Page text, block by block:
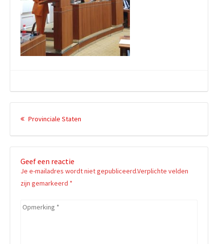
Berichtnavigatie
Provinciale Staten
Geef een reactie
Je e-mailadres wordt niet gepubliceerd.Verplichte velden
zijn gemarkeerd *
Opmerking